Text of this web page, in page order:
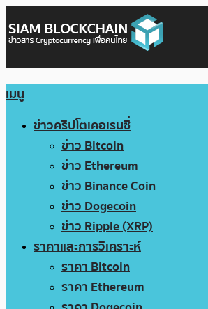
เมนู
ข่าวคริปโตเคอเรนซี่
ข่าว Bitcoin
ข่าว Ethereum
ข่าว Binance Coin
ข่าว Dogecoin
ข่าว Ripple (XRP)
ราคาและการวิเคราะห์
ราคา Bitcoin
ราคา Ethereum